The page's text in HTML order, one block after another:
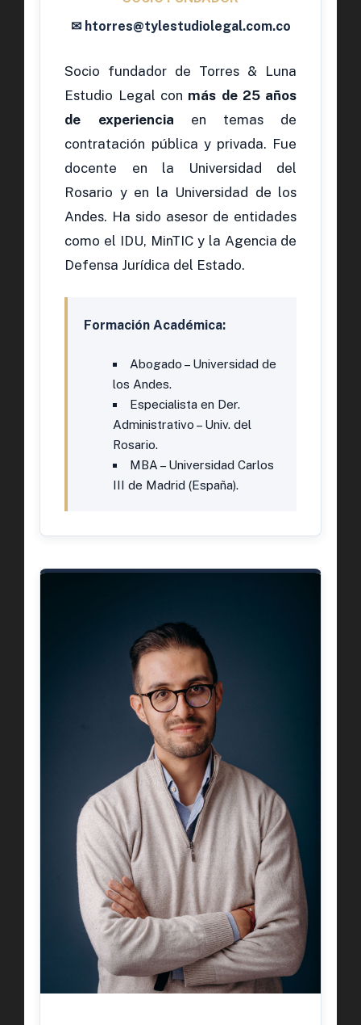
✉ htorres@tylestudiolegal.com.co
Socio fundador de Torres & Luna
Estudio Legal con más de 25 años
de experiencia en temas de
contratación pública y privada. Fue
docente en la Universidad del
Rosario y en la Universidad de los
Andes. Ha sido asesor de entidades
como el IDU, MinTIC y la Agencia de
Defensa Jurídica del Estado.
Formación Académica:
Abogado – Universidad de
los Andes.
Especialista en Der.
Administrativo – Univ. del
Rosario.
MBA – Universidad Carlos
III de Madrid (España).